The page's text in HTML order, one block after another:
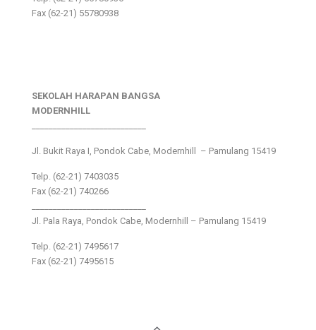
Fax (62-21) 55780938
SEKOLAH HARAPAN BANGSA
MODERNHILL
Jl. Bukit Raya I, Pondok Cabe, Modernhill – Pamulang 15419
Telp. (62-21) 7403035
Fax (62-21) 740266
Jl. Pala Raya, Pondok Cabe, Modernhill – Pamulang 15419
Telp. (62-21) 7495617
Fax (62-21) 7495615